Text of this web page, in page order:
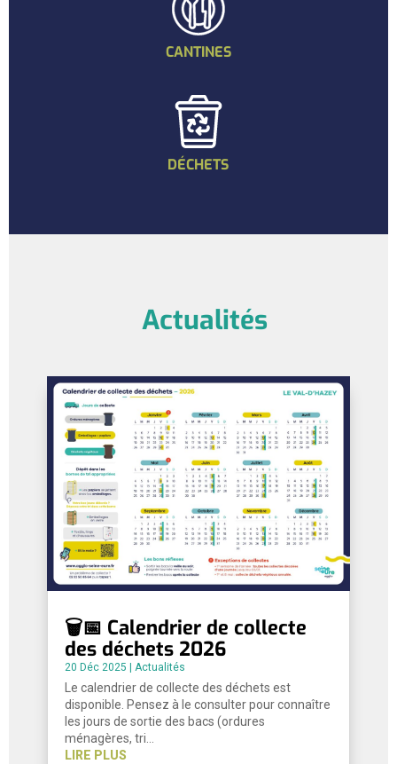
CANTINES
DÉCHETS
Actualités
🗑️📅 Calendrier de collecte
des déchets 2026
20 Déc 2025 Actualités
Le calendrier de collecte des déchets est
disponible. Pensez à le consulter pour connaître
les jours de sortie des bacs (ordures
ménagères, tri…
LIRE PLUS